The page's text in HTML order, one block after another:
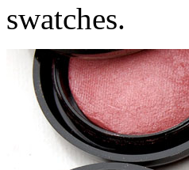
swatches.